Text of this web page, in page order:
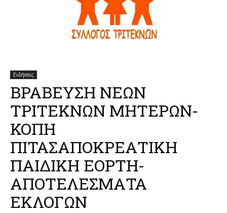
Ειδήσεις
ΒΡΑΒΕΥΣΗ ΝΕΩΝ
ΤΡΙΤΕΚΝΩΝ ΜΗΤΕΡΩΝ-
ΚΟΠΗ
ΠΙΤΑΣΑΠΟΚΡΕΑΤΙΚΗ
ΠΑΙΔΙΚΗ ΕΟΡΤΗ-
ΑΠΟΤΕΛΕΣΜΑΤΑ
ΕΚΛΟΓΩΝ